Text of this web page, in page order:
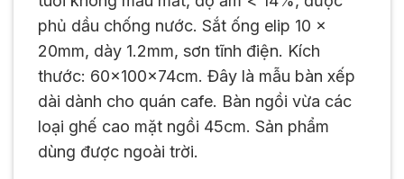
phủ dầu chống nước. Sắt ống elip 10 x
20mm, dày 1.2mm, sơn tĩnh điện. Kích
thước: 60x100x74cm. Đây là mẫu bàn xếp
dài dành cho quán cafe. Bàn ngồi vừa các
loại ghế cao mặt ngồi 45cm. Sản phẩm
dùng được ngoài trời.